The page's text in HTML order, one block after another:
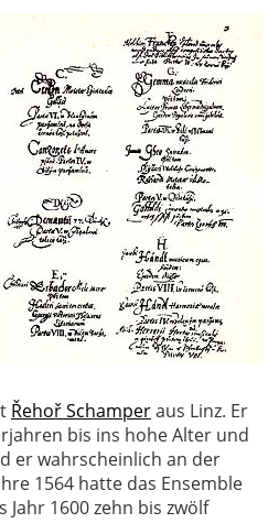
Řehoř Schamperaus Linz. Er
bis ins hohe Alter und
er wahrscheinlich an der
1564 hatte das Ensemble
1600 zehn bis zwölf